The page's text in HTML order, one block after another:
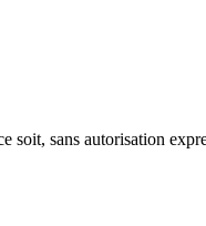
sans autorisation